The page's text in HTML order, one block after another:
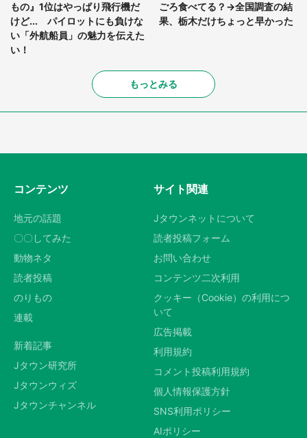
もの』1位はやっぱり飛行機だ
けど... パイロットにも負けな
い「外航船員」の魅力を伝えた
い！
ごろ食べてる？→全国調査の結
果、栃木だけちょっと早かった
もっとみる
コンテンツ
地元の話題
〇〇してみた
動物ネタ
読者投稿
のりもの
連載
新着記事
Jタウン研究所
Jタウンウィズ
Jタウンチャンネル
サイト関連
Jタウンネットについて
読者投稿フォーム
お問い合わせ
コンテンツ二次利用
クッキー（Cookie）の利用につ
いて
広告掲載
利用規約
コメント投稿利用規約
個人情報保護方針
SNS利用ポリシー
AIポリシー